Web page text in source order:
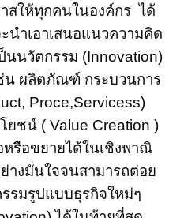
าสให้ทุกคนในองค์กร ได้
ำเอาเสนอแนวความคิด
นนวัตกรรม (Innovation)
น ผลิตภัณฑ์ กระบวนการ
Proce,Servicess)
ชน์ ( Value Creation )
รือขยายได้ในเชิงพาณิ
างมั่นใจจนสามารถต่อย
รมรูปแบบธุรกิจใหม่ๆ